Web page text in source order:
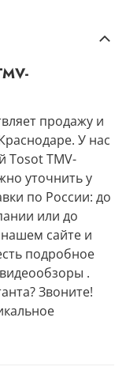
продажу и
У нас
Tosot TMV-
уточнить у
по России: до
или до
сайте и
подробное
.
Звоните!